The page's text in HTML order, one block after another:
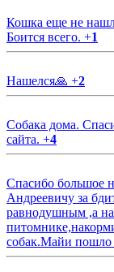
Кошка еще не
Боится всего. +1
Нашелся🙏 +2
Собака дома.
сайта. +4
Спасибо большое
Андреевичу за
равнодушным ,а
собак.Майи пошло